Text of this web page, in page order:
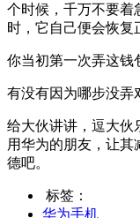
个时候，千万不要着
时，它自己便会恢复
你当初第一次弄这钱
有没有因为哪步没弄
给大伙讲讲，逗大伙
用华为的朋友，让其
德吧。
标签：
华为手机